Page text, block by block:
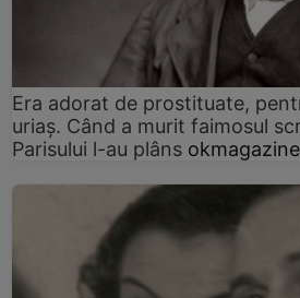
Era adorat de prostituate,
uriaș. Când a murit faimosul
Parisului l-au plâns